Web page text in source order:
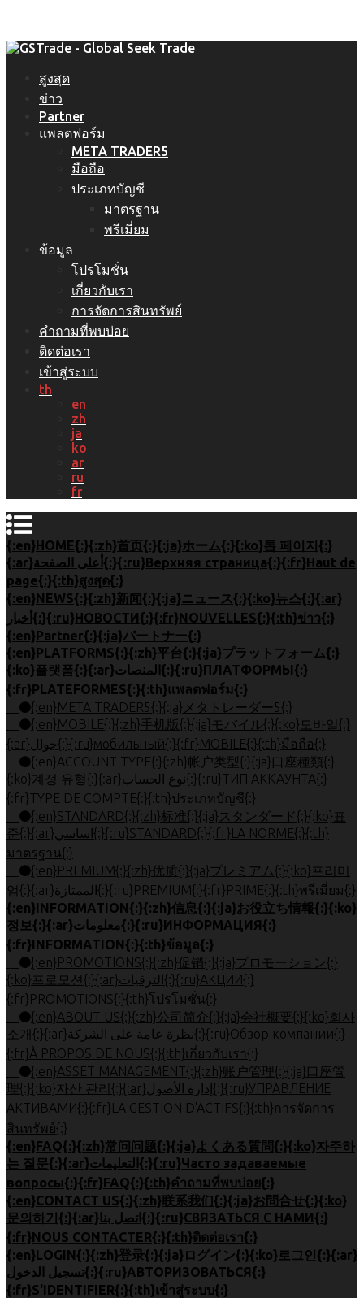
สูงสุด
ข่าว
Partner
แพลตฟอร์ม
META TRADER5
มือถือ
ประเภทบัญชี
มาตรฐาน
พรีเมี่ยม
ข้อมูล
โปรโมชั่น
เกี่ยวกับเรา
การจัดการสินทรัพย์
คำถามที่พบบ่อย
ติดต่อเรา
เข้าสู่ระบบ
th
en
zh
ja
ko
ar
ru
fr
{:en}HOME{:}{:zh}首页{:}{:ja}ホーム{:}{:ko}톱 페이지{:}
{:ar}أعلى الصفحة{:}{:ru}Верхняя страница{:}{:fr}Haut de
page{:}{:th}สูงสุด{:}
{:en}NEWS{:}{:zh}新闻{:}{:ja}ニュース{:}{:ko}뉴스{:}{:ar}
أخبار{:}{:ru}НОВОСТИ{:}{:fr}NOUVELLES{:}{:th}ข่าว{:}
{:en}Partner{:}{:ja}パートナー{:}
{:en}PLATFORMS{:}{:zh}平台{:}{:ja}プラットフォーム{:}
{:ko}플랫폼{:}{:ar}المنصات{:}{:ru}ПЛАТФОРМЫ{:}
{:fr}PLATEFORMES{:}{:th}แพลตฟอร์ม{:}
{:en}META TRADER5{:}{:ja}メタトレーダー5{:}
{:en}MOBILE{:}{:zh}手机版{:}{:ja}モバイル{:}{:ko}모바일{:}
{:ar}جوال{:}{:ru}мобильный{:}{:fr}MOBILE{:}{:th}มือถือ{:}
{:en}ACCOUNT TYPE{:}{:zh}帐户类型{:}{:ja}口座種類{:}
{:ko}계정 유형{:}{:ar}نوع الحساب{:}{:ru}ТИП АККАУНТА{:}
{:fr}TYPE DE COMPTE{:}{:th}ประเภทบัญชี{:}
{:en}STANDARD{:}{:zh}标准{:}{:ja}スタンダード{:}{:ko}표
준{:}{:ar}اساسي{:}{:ru}STANDARD{:}{:fr}LA NORME{:}{:th}
มาตรฐาน{:}
{:en}PREMIUM{:}{:zh}优质{:}{:ja}プレミアム{:}{:ko}프리미
엄{:}{:ar}الممتازة{:}{:ru}PREMIUM{:}{:fr}PRIME{:}{:th}พรีเมี่ยม{:}
{:en}INFORMATION{:}{:zh}信息{:}{:ja}お役立ち情報{:}{:ko}
정보{:}{:ar}معلومات{:}{:ru}ИНФОРМАЦИЯ{:}
{:fr}INFORMATION{:}{:th}ข้อมูล{:}
{:en}PROMOTIONS{:}{:zh}促销{:}{:ja}プロモーション{:}
{:ko}프로모션{:}{:ar}الترقيات{:}{:ru}АКЦИИ{:}
{:fr}PROMOTIONS{:}{:th}โปรโมชั่น{:}
{:en}ABOUT US{:}{:zh}公司简介{:}{:ja}会社概要{:}{:ko}회사
소개{:}{:ar}نظرة عامة على الشركة{:}{:ru}Обзор компании{:}
{:fr}À PROPOS DE NOUS{:}{:th}เกี่ยวกับเรา{:}
{:en}ASSET MANAGEMENT{:}{:zh}账户管理{:}{:ja}口座管
理{:}{:ko}자산 관리{:}{:ar}إدارة الأصول{:}{:ru}УПРАВЛЕНИЕ
АКТИВАМИ{:}{:fr}LA GESTION D'ACTIFS{:}{:th}การจัดการ
สินทรัพย์{:}
{:en}FAQ{:}{:zh}常问问题{:}{:ja}よくある質問{:}{:ko}자주하
는 질문{:}{:ar}التعليمات{:}{:ru}Часто задаваемые
вопросы{:}{:fr}FAQ{:}{:th}คำถามที่พบบ่อย{:}
{:en}CONTACT US{:}{:zh}联系我们{:}{:ja}お問合せ{:}{:ko}
문의하기{:}{:ar}اتصل بنا{:}{:ru}СВЯЗАТЬСЯ С НАМИ{:}
{:fr}NOUS CONTACTER{:}{:th}ติดต่อเรา{:}
{:en}LOGIN{:}{:zh}登录{:}{:ja}ログイン{:}{:ko}로그인{:}{:ar}
تسجيل الدخول{:}{:ru}АВТОРИЗОВАТЬСЯ{:}
{:fr}S'IDENTIFIER{:}{:th}เข้าสู่ระบบ{:}